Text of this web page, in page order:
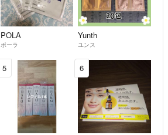
POLA
ポーラ
Yunth
ユンス
5 6